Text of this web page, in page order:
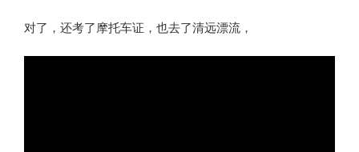
对了，还考了摩托车证，也去了清远漂流，